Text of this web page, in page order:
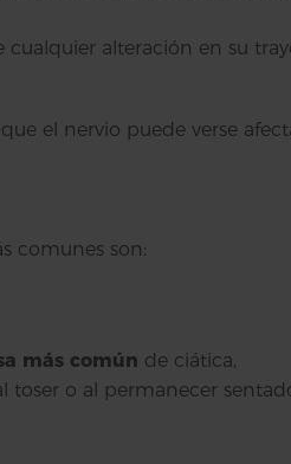
cualquier alteración en su
el nervio puede verse
comunes son:
más común de ciática,
toser o al permanecer